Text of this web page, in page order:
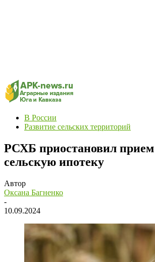
В России
Развитие сельских территорий
РСХБ приостановил прием
сельскую ипотеку
Автор
Оксана Багненко
-
10.09.2024